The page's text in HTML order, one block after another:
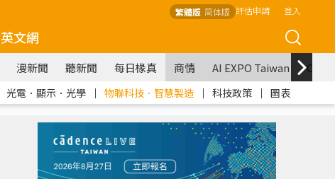
繁體版 简体版 評估申請 登入
英文網
漫新聞 聽新聞 每日椽真 商情 AI EXPO Taiwan
光電．顯示．光學 ｜ 物聯科技．智慧製造 ｜ 科技政策 ｜ 圖表